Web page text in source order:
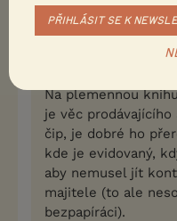
Dasvo
Na plemennou
je věc
čip, je dobré ho
kde je evidovaný,
aby nemusel jít
majitele (to ale
bezpapíráci).
PŘIHLÁSIT SE K